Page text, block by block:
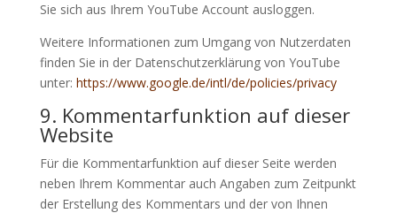
Sie sich aus Ihrem YouTube Account ausloggen.
Weitere Informationen zum Umgang von Nutzerdaten
finden Sie in der Datenschutzerklärung von YouTube
unter: https://www.google.de/intl/de/policies/privacy
9. Kommentarfunktion auf dieser
Website
Für die Kommentarfunktion auf dieser Seite werden
neben Ihrem Kommentar auch Angaben zum Zeitpunkt
der Erstellung des Kommentars und der von Ihnen